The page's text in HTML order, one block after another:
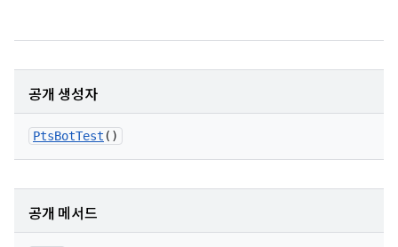
공개 생성자
PtsBotTest ()
공개 메서드